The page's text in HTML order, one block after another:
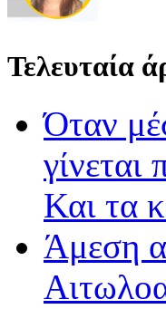
Τελευταία
Όταν
Και τα
Άμεση